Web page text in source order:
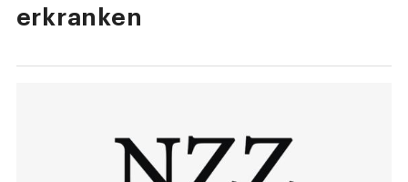
erkranken